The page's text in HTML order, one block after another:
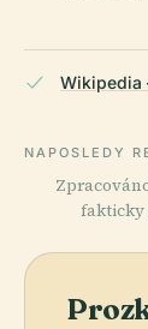
Wikipedia
NAPOSLEDY
fakticky